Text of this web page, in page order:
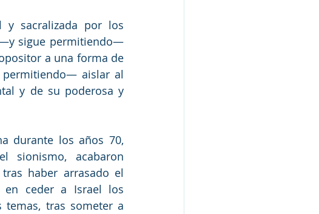
y sacralizada por los
—y sigue permitiendo—
a una forma de
aislar al
y de su poderosa y
durante los años 70,
sionismo, acabaron
haber arrasado el
en ceder a Israel los
temas, tras someter a